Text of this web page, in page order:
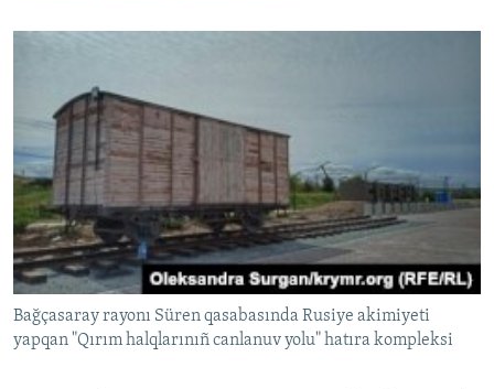
Bağçasaray rayonı Süren qasabasında Rusiye akimiyeti
yapqan "Qırım halqlarınıñ canlanuv yolu" hatıra kompleksi